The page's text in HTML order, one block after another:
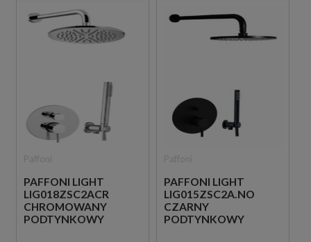
PAFFONI LIGHT
LIG018ZSC2ACR
CHROMOWANY
PODTYNKOWY
PAFFONI LIGHT
LIG015ZSC2A.NO
CZARNY
PODTYNKOWY